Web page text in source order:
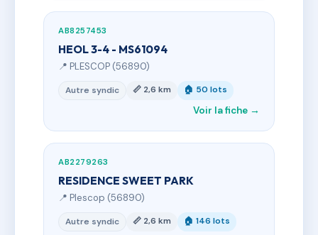
AB8257453
HEOL 3-4 - MS61094
📍 PLESCOP (56890)
Autre syndic 📏 2,6 km 🏠 50 lots
Voir la fiche →
AB2279263
RESIDENCE SWEET PARK
📍 Plescop (56890)
Autre syndic 📏 2,6 km 🏠 146 lots